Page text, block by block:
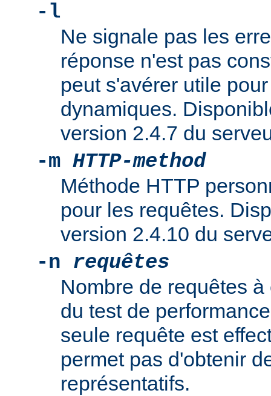
-l
Ne signale pas les
réponse n'est pas
peut s'avérer utile
dynamiques.
version 2.4.7 du
-m HTTP-method
Méthode HTTP
pour les requêtes.
version 2.4.10 du
-n requêtes
Nombre de requêtes
du test de
seule requête est
permet pas d'obtenir
représentatifs.